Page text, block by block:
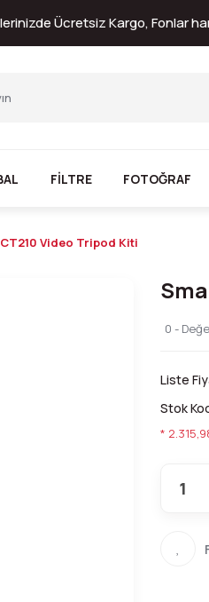
Ücretsiz Kargo, Fonlar
FİLTRE FOTOĞRAF
Video Tripod Kiti
0 -
Liste
Stok
*